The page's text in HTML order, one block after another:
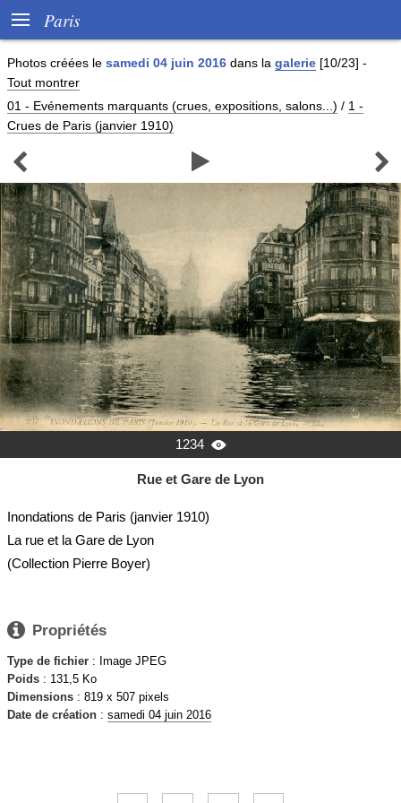
 Paris
Photos créées le samedi 04 juin 2016 dans la galerie [10/23] -
Tout montrer
01 - Evénements marquants (crues, expositions, salons...) / 1 -
Crues de Paris (janvier 1910)
  
1234 
Rue et Gare de Lyon
Inondations de Paris (janvier 1910)
La rue et la Gare de Lyon
(Collection Pierre Boyer)
 Propriétés
Type de fichier : Image JPEG
Poids : 131,5 Ko
Dimensions : 819 x 507 pixels
Date de création : samedi 04 juin 2016